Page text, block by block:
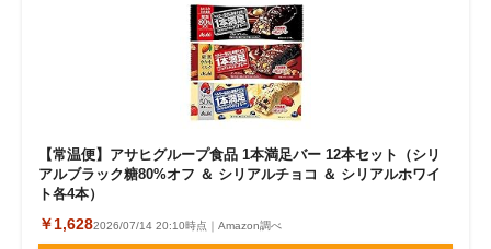
【常温便】アサヒグループ食品 1本満足バー 12本セット（シリ
アルブラック糖80%オフ ＆ シリアルチョコ ＆ シリアルホワイ
ト各4本）
￥1,6282026/07/14 20:10時点｜Amazon調べ